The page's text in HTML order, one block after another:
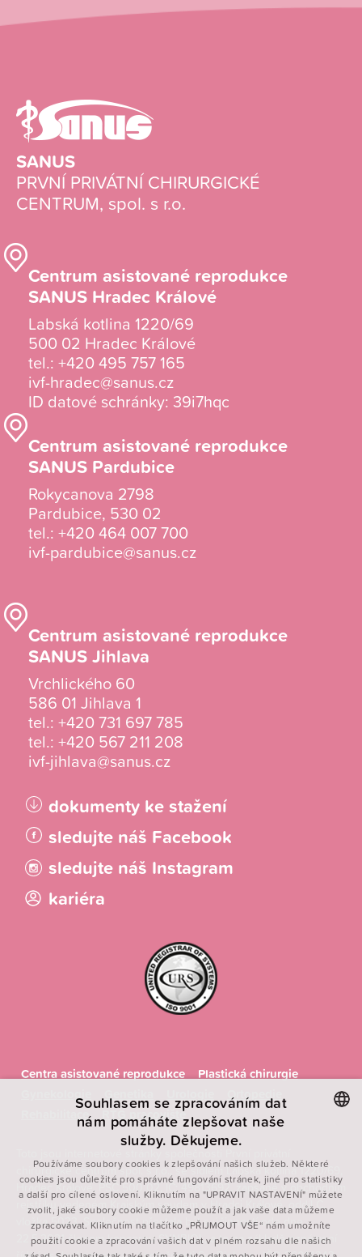
SANUS
PRVNÍ PRIVÁTNÍ CHIRURGICKÉ
CENTRUM, spol. s r.o.
Centrum asistované reprodukce
SANUS Hradec Králové
Labská kotlina 1220/69
500 02 Hradec Králové
tel.: +420 495 757 165
ivf-hradec@sanus.cz
ID datové schránky: 39i7hqc
Centrum asistované reprodukce
SANUS Pardubice
Rokycanova 2798
Pardubice, 530 02
tel.: +420 464 007 700
ivf-pardubice@sanus.cz
Centrum asistované reprodukce
SANUS Jihlava
Vrchlického 60
586 01 Jihlava 1
tel.: +420 731 697 785
tel.: +420 567 211 208
ivf-jihlava@sanus.cz
dokumenty ke stažení
sledujte náš Facebook
sledujte náš Instagram
kariéra
Centra asistované reprodukce
Plastická chirurgie
Ortopedie
Rehabilitace
RTG pracoviště
Toto jsou internetové stránky společnosti První privátní
chirurgické centrum spol. s r.o., se sídlem Labská kotlina 1220/69,
Hradec Králové, PSČ 500 02, IČ: 49813692, zapsané v obchodním
rejstříku vedeném Krajským soudem v Hradci Králové, oddíl C,
vložka 5023. Společnost přestala být s účinností ode dne
22.5.2021 členem koncernu SYNBIOL, a to na základě oznámení
ENGLISH
POLISH
FRENCH
Souhlasem se zpracováním dat
nám pomáháte zlepšovat naše
služby. Děkujeme.
Používáme soubory cookies k zlepšování našich služeb. Některé
cookies jsou důležité pro správné fungování stránek, jiné pro statistiky
a další pro cílené oslovení. Kliknutím na "UPRAVIT NASTAVENÍ" můžete
zvolit, jaké soubory cookie můžeme použít a jak vaše data můžeme
zpracovávat. Kliknutím na tlačítko „PŘIJMOUT VŠE“ nám umožníte
použití cookie a zpracování vašich dat v plném rozsahu dle našich